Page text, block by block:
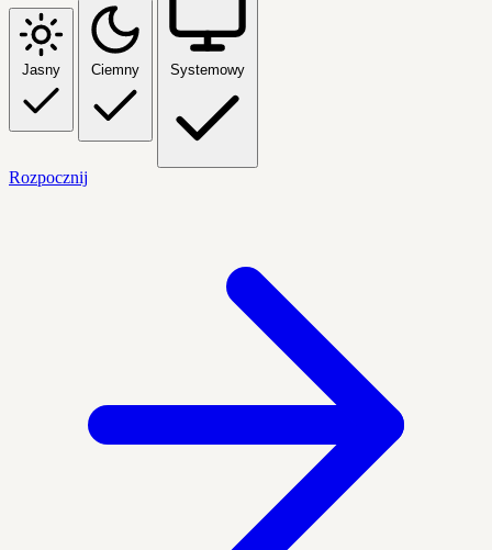
Jasny Ciemny Systemowy
Rozpocznij